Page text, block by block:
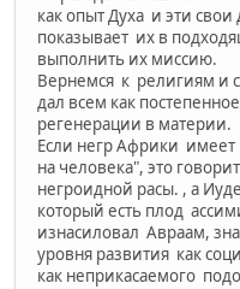
как опыт Духа и эти
показывает их в
выполнить их миссию.
Вернемся к религиям и
дал всем как
регенерации в материи.
Если негр Африки имеет
на человека", это
негроидной расы. , а
который есть плод
изнасиловал Авраам,
уровня развития как
как неприкасаемого